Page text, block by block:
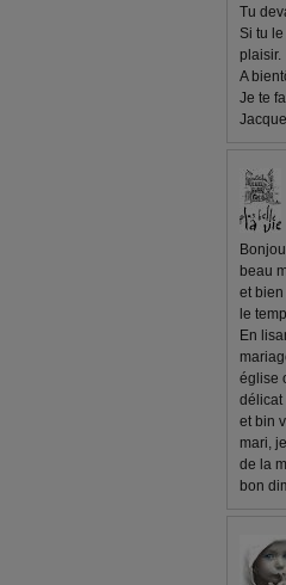
Tu
Si tu
plaisir.
A
Je te
beau
et
le
En
église
délicat
et bin
mari,
de la
bon